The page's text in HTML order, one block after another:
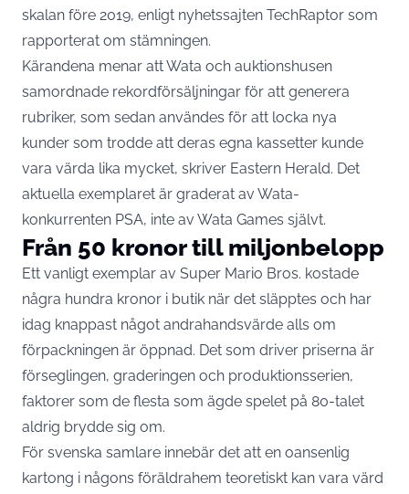
skalan före 2019, enligt nyhetssajten TechRaptor som
rapporterat om stämningen.
Kärandena menar att Wata och auktionshusen
samordnade rekordförsäljningar för att generera
rubriker, som sedan användes för att locka nya
kunder som trodde att deras egna kassetter kunde
vara värda lika mycket, skriver Eastern Herald. Det
aktuella exemplaret är graderat av Wata-
konkurrenten PSA, inte av Wata Games självt.
Från 50 kronor till miljonbelopp
Ett vanligt exemplar av Super Mario Bros. kostade
några hundra kronor i butik när det släpptes och har
idag knappast något andrahandsvärde alls om
förpackningen är öppnad. Det som driver priserna är
förseglingen, graderingen och produktionsserien,
faktorer som de flesta som ägde spelet på 80-talet
aldrig brydde sig om.
För svenska samlare innebär det att en oansenlig
kartong i någons föräldrahem teoretiskt kan vara värd